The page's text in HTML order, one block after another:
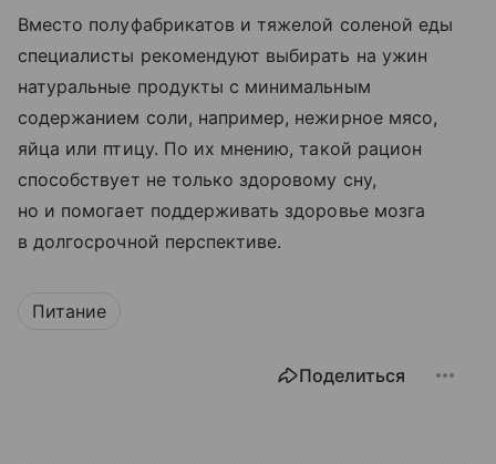
Вместо полуфабрикатов и тяжелой соленой еды
специалисты рекомендуют выбирать на ужин
натуральные продукты с минимальным
содержанием соли, например, нежирное мясо,
яйца или птицу. По их мнению, такой рацион
способствует не только здоровому сну,
но и помогает поддерживать здоровье мозга
в долгосрочной перспективе.
Питание
Поделиться